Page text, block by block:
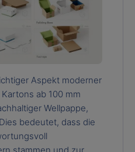
Aspekt moderner
ab 100 mm
Wellpappe,
bedeutet, dass die